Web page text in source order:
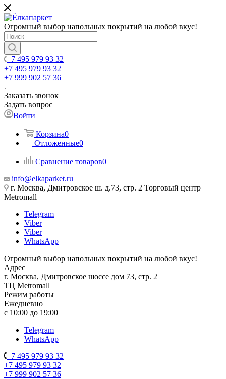
Огромный выбор напольных покрытий на любой вкус!
+7 495 979 93 32
+7 495 979 93 32
+7 999 902 57 36
Заказать звонок
Задать вопрос
Войти
Корзина0
Отложенные0
Сравнение товаров0
info@elkaparket.ru
г. Москва, Дмитровское ш. д.73, стр. 2 Торговый центр
Metromall
Telegram
Viber
Viber
WhatsApp
Огромный выбор напольных покрытий на любой вкус!
Адрес
г. Москва, Дмитровское шоссе дом 73, стр. 2
ТЦ Metromall
Режим работы
Ежедневно
с 10:00 до 19:00
Telegram
WhatsApp
+7 495 979 93 32
+7 495 979 93 32
+7 999 902 57 36